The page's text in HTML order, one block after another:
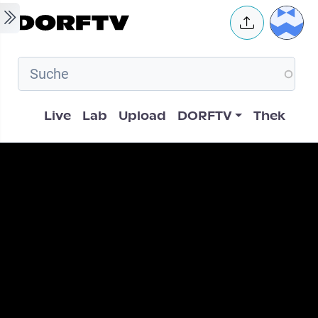
Skip to main content User
Hauptnavigation
Live Lab Upload DORFTV Thek